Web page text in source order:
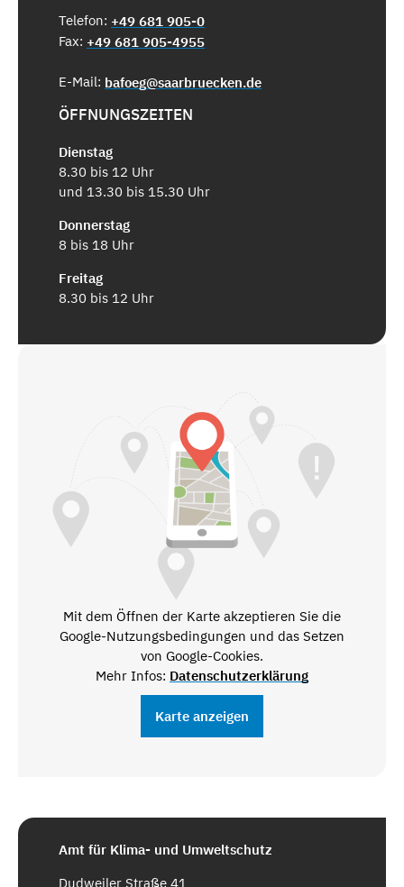
Telefon: +49 681 905-0
Fax: +49 681 905-4955
E-Mail: bafoeg@saarbruecken.de
ÖFFNUNGSZEITEN
Dienstag
8.30 bis 12 Uhr
und 13.30 bis 15.30 Uhr
Donnerstag
8 bis 18 Uhr
Freitag
8.30 bis 12 Uhr
Mit dem Öffnen der Karte akzeptieren Sie die
Google-Nutzungsbedingungen und das Setzen
von Google-Cookies.
Mehr Infos: Datenschutzerklärung
Karte anzeigen
Amt für Klima- und Umweltschutz
Dudweiler Straße 41